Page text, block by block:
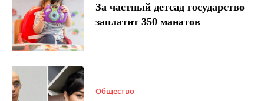
За частный детсад государство
заплатит 350 манатов
Общество